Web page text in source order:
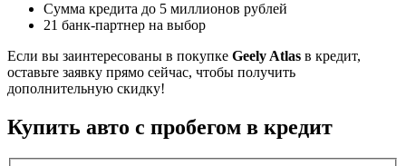
Сумма кредита до 5 миллионов рублей
21 банк-партнер на выбор
Если вы заинтересованы в покупке Geely Atlas в кредит,
оставьте заявку прямо сейчас, чтобы получить
дополнительную скидку!
Купить авто с пробегом в кредит